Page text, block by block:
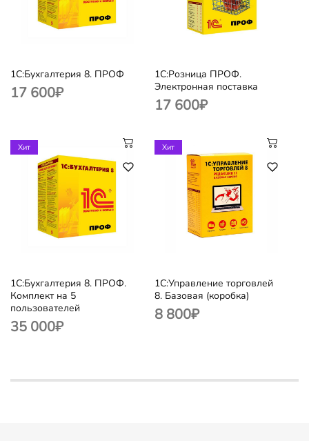
1С:Бухгалтерия 8. ПРОФ
17 600₽
1С:Розница ПРОФ.
Электронная поставка
17 600₽
Хит
1С:Бухгалтерия 8. ПРОФ.
Комплект на 5
пользователей
35 000₽
Хит
1С:Управление торговлей
8. Базовая (коробка)
8 800₽